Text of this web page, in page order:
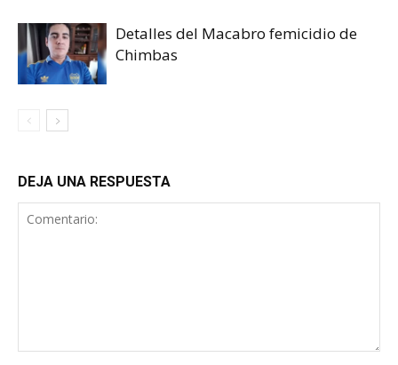
Detalles del Macabro femicidio de
Chimbas
DEJA UNA RESPUESTA